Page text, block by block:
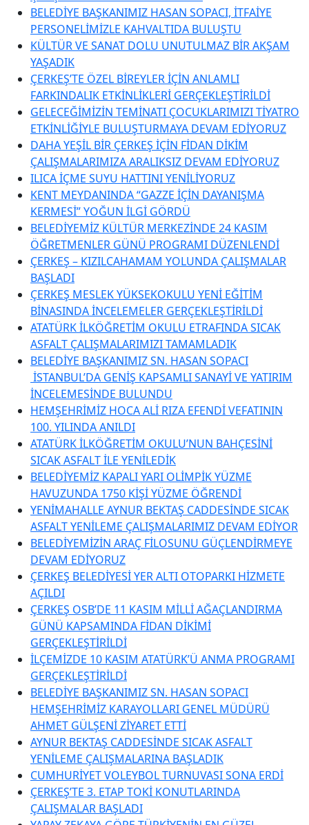
BELEDİYE BAŞKANIMIZ HASAN SOPACI, İTFAİYE
PERSONELİMİZLE KAHVALTIDA BULUŞTU
KÜLTÜR VE SANAT DOLU UNUTULMAZ BİR AKŞAM
YAŞADIK
ÇERKEŞ’TE ÖZEL BİREYLER İÇİN ANLAMLI
FARKINDALIK ETKİNLİKLERİ GERÇEKLEŞTİRİLDİ
GELECEĞİMİZİN TEMİNATI ÇOCUKLARIMIZI TİYATRO
ETKİNLİĞİYLE BULUŞTURMAYA DEVAM EDİYORUZ
DAHA YEŞİL BİR ÇERKEŞ İÇİN FİDAN DİKİM
ÇALIŞMALARIMIZA ARALIKSIZ DEVAM EDİYORUZ
ILICA İÇME SUYU HATTINI YENİLİYORUZ
KENT MEYDANINDA “GAZZE İÇİN DAYANIŞMA
KERMESİ” YOĞUN İLGİ GÖRDÜ
BELEDİYEMİZ KÜLTÜR MERKEZİNDE 24 KASIM
ÖĞRETMENLER GÜNÜ PROGRAMI DÜZENLENDİ
ÇERKEŞ – KIZILCAHAMAM YOLUNDA ÇALIŞMALAR
BAŞLADI
ÇERKEŞ MESLEK YÜKSEKOKULU YENİ EĞİTİM
BİNASINDA İNCELEMELER GERÇEKLEŞTİRİLDİ
ATATÜRK İLKÖĞRETİM OKULU ETRAFINDA SICAK
ASFALT ÇALIŞMALARIMIZI TAMAMLADIK
BELEDİYE BAŞKANIMIZ SN. HASAN SOPACI
İSTANBUL’DA GENİŞ KAPSAMLI SANAYİ VE YATIRIM
İNCELEMESİNDE BULUNDU
HEMŞEHRİMİZ HOCA ALİ RIZA EFENDİ VEFATININ
100. YILINDA ANILDI
ATATÜRK İLKÖĞRETİM OKULU’NUN BAHÇESİNİ
SICAK ASFALT İLE YENİLEDİK
BELEDİYEMİZ KAPALI YARI OLİMPİK YÜZME
HAVUZUNDA 1750 KİŞİ YÜZME ÖĞRENDİ
YENİMAHALLE AYNUR BEKTAŞ CADDESİNDE SICAK
ASFALT YENİLEME ÇALIŞMALARIMIZ DEVAM EDİYOR
BELEDİYEMİZİN ARAÇ FİLOSUNU GÜÇLENDİRMEYE
DEVAM EDİYORUZ
ÇERKEŞ BELEDİYESİ YER ALTI OTOPARKI HİZMETE
AÇILDI
ÇERKEŞ OSB’DE 11 KASIM MİLLİ AĞAÇLANDIRMA
GÜNÜ KAPSAMINDA FİDAN DİKİMİ
GERÇEKLEŞTİRİLDİ
İLÇEMİZDE 10 KASIM ATATÜRK’Ü ANMA PROGRAMI
GERÇEKLEŞTİRİLDİ
BELEDİYE BAŞKANIMIZ SN. HASAN SOPACI
HEMŞEHRİMİZ KARAYOLLARI GENEL MÜDÜRÜ
AHMET GÜLŞENİ ZİYARET ETTİ
AYNUR BEKTAŞ CADDESİNDE SICAK ASFALT
YENİLEME ÇALIŞMALARINA BAŞLADIK
CUMHURİYET VOLEYBOL TURNUVASI SONA ERDİ
ÇERKEŞ’TE 3. ETAP TOKİ KONUTLARINDA
ÇALIŞMALAR BAŞLADI